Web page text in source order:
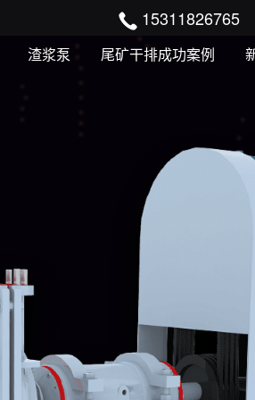
15311826765
渣浆泵 尾矿干排成功案例